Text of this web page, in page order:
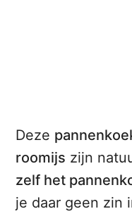
Deze
roomijs zijn
zelf het
je daar geen zin